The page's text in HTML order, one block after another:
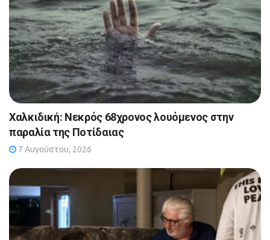
Χαλκιδική: Νεκρός 68χρονος λουόμενος στην
παραλία της Ποτίδαιας
7 Αυγούστου, 2026